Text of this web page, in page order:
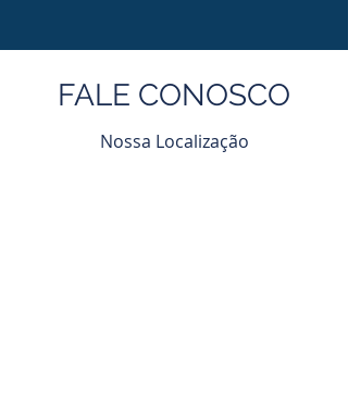
FALE CONOSCO
Nossa Localização